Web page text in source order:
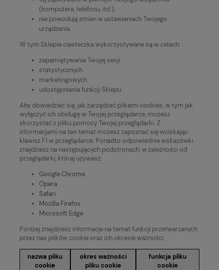
(komputera, telefonu, itd.);
nie powodują zmian w ustawieniach Twojego
urządzenia.
W tym Sklepie ciasteczka wykorzystywane są w celach:
zapamiętywania Twojej sesji
statystycznych
marketingowych
udostępniania funkcji Sklepu
Aby dowiedzieć się, jak zarządzać plikami cookies, w tym jak
wyłączyć ich obsługę w Twojej przeglądarce, możesz
skorzystać z pliku pomocy Twojej przeglądarki. Z
informacjami na ten temat możesz zapoznać się wciskając
klawisz F1 w przeglądarce. Ponadto odpowiednie wskazówki
znajdziesz na następujących podstronach, w zależności od
przeglądarki, której używasz:
Google Chrome
Opera
Safari
Mozilla Firefox
Microsoft Edge
Poniżej znajdziesz informacje na temat funkcji przetwarzanych
przez nas plików cookie oraz ich okresie ważności.
nazwa pliku
cookie
okres ważności
pliku cookie
funkcja pliku
cookie